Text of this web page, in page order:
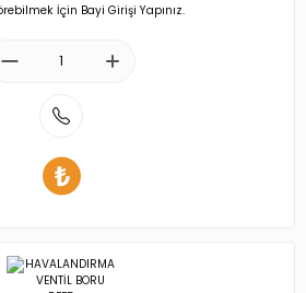
İçin Bayi Girişi Yapınız.